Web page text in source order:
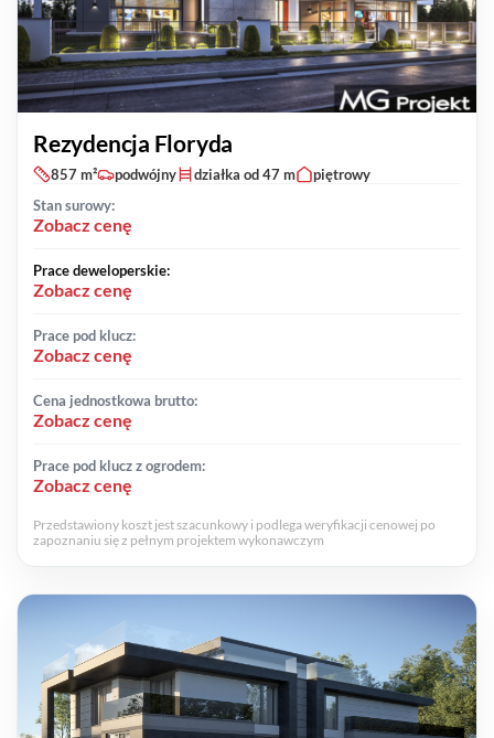
Rezydencja Floryda
857 m² podwójny działka od 47 m
piętrowy
Stan surowy:
Zobacz cenę
Prace deweloperskie:
Zobacz cenę
Prace pod klucz:
Zobacz cenę
Cena jednostkowa brutto:
Zobacz cenę
Prace pod klucz z ogrodem:
Zobacz cenę
Przedstawiony koszt jest szacunkowy i podlega weryfikacji cenowej po
zapoznaniu się z pełnym projektem wykonawczym